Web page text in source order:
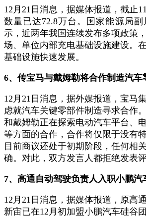
12月21日消息，据媒体报道，截止
数量已达72.8万台。国家能源局
示，近两年我国连续发布多项政策
场、单位内部充电基础设施建设。
基础设施快速发展。
6、传宝马与戴姆勒将合作制造汽车
12月21日消息，据外媒报道，宝马
虑就汽车关键零部件制造寻求合作
和戴姆勒正在探索电动汽车平台、
等方面的合作，合作将仅限于没有
目前商议还处于初期阶段，任何相
确。对此，双方发言人都拒绝发表评
7、高通自动驾驶负责人入职小鹏汽
12月21日消息，据媒体报道，原高
新宙已在12月初加盟小鹏汽车硅谷